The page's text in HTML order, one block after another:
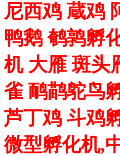
尼西鸡 蔵鸡
鸭鹅 鹌鹑孵
机 大雁 斑头
雀 鸸鹋鸵鸟
芦丁鸡 斗鸡
微型孵化机,